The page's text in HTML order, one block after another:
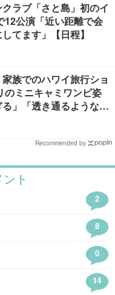
ラブ「さと島」初のイ
12公演「近い距離で会
てます」【日程】
族でのハワイ旅行ショ
のミニキャミワンピ姿
」「透き通るような透
Recommended by